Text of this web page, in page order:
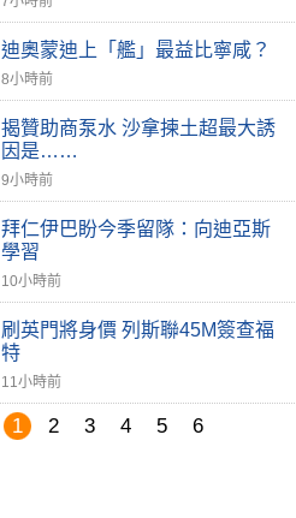
迪奧蒙迪上「艦」最益比寧咸？
8小時前
揭贊助商泵水 沙拿揀土超最大誘
因是……
9小時前
拜仁伊巴盼今季留隊：向迪亞斯
學習
10小時前
刷英門將身價 列斯聯45M簽查福
特
11小時前
1 2 3 4 5 6